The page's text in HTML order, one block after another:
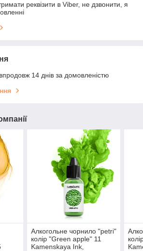
реквізити в Viber, не дзвонити, я
14 днів за домовленістю
Алкогольне чорнило "petri"
колір "Green apple" 11
Kamenskaya Ink,